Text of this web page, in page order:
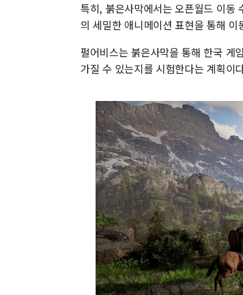
특히, 붉은사막에서는 오픈월드 이동
의 세밀한 애니메이션 표현을 통해
펄어비스는 붉은사막을 통해 한국 게
가질 수 있는지를 시험한다는 계획이